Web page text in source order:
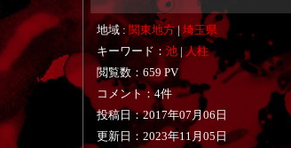
地域 :関東地方| 埼玉県
キーワード： 池|人柱
閲覧数：659 PV
コメント：4件
投稿日：2017年07月06日
更新日： 2023年11月05日